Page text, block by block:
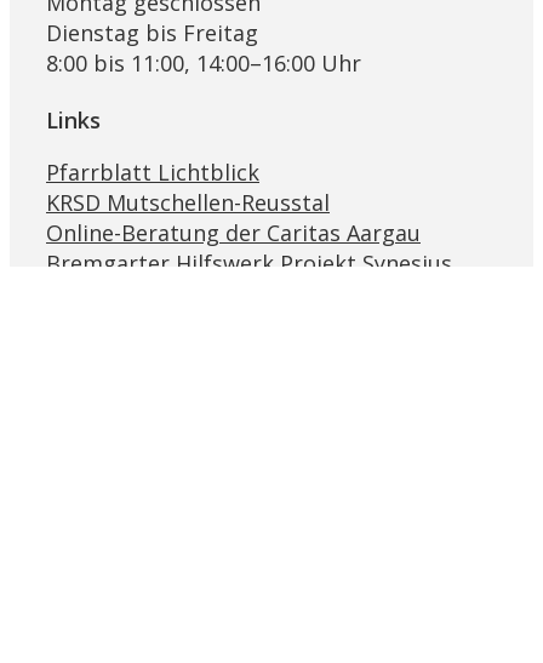
Dienstag bis Freitag
8:00 bis 11:00, 14:00–16:00 Uhr
Links
Pfarrblatt Lichtblick
KRSD Mutschellen-Reusstal
Online-Beratung der Caritas Aargau
Bremgarter Hilfswerk Projekt Synesius